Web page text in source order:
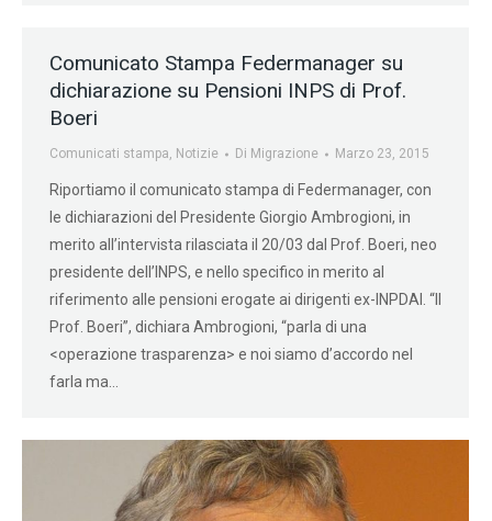
Comunicato Stampa Federmanager su
dichiarazione su Pensioni INPS di Prof.
Boeri
Comunicati stampa, Notizie Di Migrazione Marzo 23, 2015
Riportiamo il comunicato stampa di Federmanager, con
le dichiarazioni del Presidente Giorgio Ambrogioni, in
merito all’intervista rilasciata il 20/03 dal Prof. Boeri, neo
presidente dell’INPS, e nello specifico in merito al
riferimento alle pensioni erogate ai dirigenti ex-INPDAI. “Il
Prof. Boeri”, dichiara Ambrogioni, “parla di una
<operazione trasparenza> e noi siamo d’accordo nel
farla ma…